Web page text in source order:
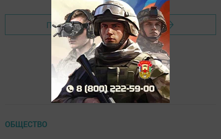
Перейти на страницу новости
ОБЩЕСТВО